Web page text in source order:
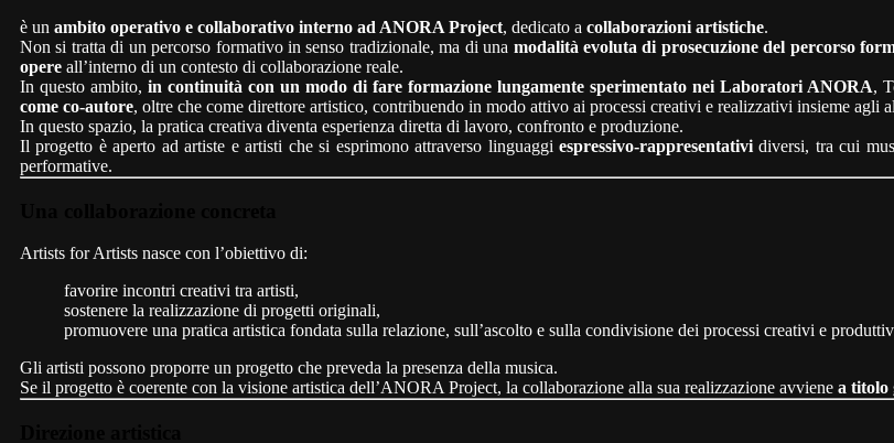
è un ambito operativo e collaborativo interno ad ANORA Project, dedicato a collaborazioni artistiche.
Non si tratta di un percorso formativo in senso tradizionale, ma di una modalità evoluta di prosecuzione del percorso
opere all’interno di un contesto di collaborazione reale.
In questo ambito, in continuità con un modo di fare formazione lungamente sperimentato nei Laboratori ANORA,
come co-autore, oltre che come direttore artistico, contribuendo in modo attivo ai processi creativi e realizzativi insieme agli
In questo spazio, la pratica creativa diventa esperienza diretta di lavoro, confronto e produzione.
Il progetto è aperto ad artiste e artisti che si esprimono attraverso linguaggi espressivo-rappresentatividiversi, tra cui
performative.
Artists for Artists nasce con l’obiettivo di:
favorire incontri creativi tra artisti,
sostenere la realizzazione di progetti originali,
promuovere una pratica artistica fondata sulla relazione, sull’ascolto e sulla condivisione dei processi creativi e
Gli artisti possono proporre un progetto che preveda la presenza della musica.
Se il progetto è coerente con la visione artistica dell’ANORA Project, la collaborazione alla sua realizzazione avviene a titolo